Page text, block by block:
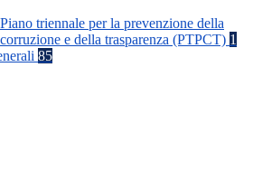
Piano triennale per la prevenzione della
corruzione e della trasparenza (PTPCT) 1
85